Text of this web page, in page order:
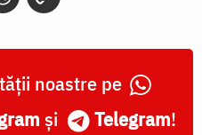
noastre pe
și Telegram!